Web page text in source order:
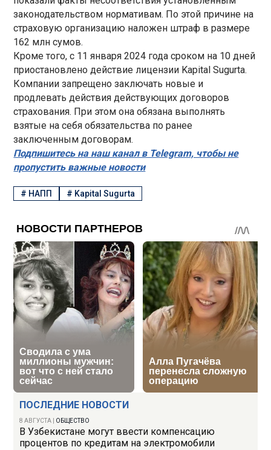
ПОСЛЕДНИЕ НОВОСТИ
8 АВГУСТА ОБЩЕСТВО
В Узбекистане могут ввести компенсацию
процентов по кредитам на электромобили
законодательством нормативам. По этой причине на
страховую организацию наложен штраф в размере
162 млн сумов.
Кроме того, с 11 января 2024 года сроком на 10 дней
приостановлено действие лицензии Kapital Sugurta.
Компании запрещено заключать новые и
продлевать действия действующих договоров
страхования. При этом она обязана выполнять
взятые на себя обязательства по ранее
заключенным договорам.
Подпишитесь на наш канал в Telegram, чтобы не
пропустить важные новости
# НАПП # Kapital Sugurta